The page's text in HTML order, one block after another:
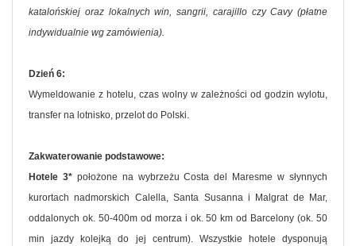
katalońskiej oraz lokalnych win, sangrii, carajillo czy Cavy (płatne
indywidualnie wg zamówienia).
Dzień 6:
Wymeldowanie z hotelu, czas wolny w zależności od godzin wylotu,
transfer na lotnisko, przelot do Polski.
Zakwaterowanie podstawowe:
Hotele 3*położone na wybrzeżu Costa del Maresme w słynnych
kurortach nadmorskich Calella, Santa Susanna i Malgrat de Mar,
oddalonych ok. 50-400m od morza i ok. 50 km od Barcelony (ok. 50
min jazdy kolejką do jej centrum). Wszystkie hotele dysponują